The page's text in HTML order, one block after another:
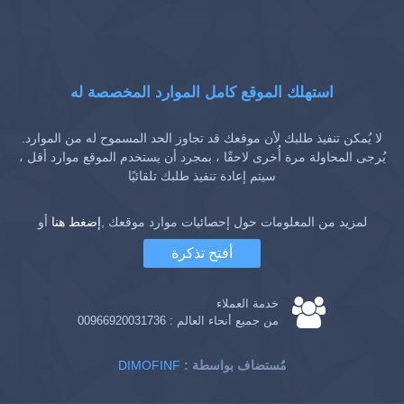
استهلك الموقع كامل الموارد المخصصة له
لا يُمكن تنفيذ طلبك لأن موقعك قد تجاوز الحد المسموح له من الموارد.
يُرجى المحاولة مرة أُخرى لاحقًا ، بمجرد أن يستخدم الموقع موارد أقل ،
سيتم إعادة تنفيذ طلبك تلقائيًا
لمزيد من المعلومات حول إحصائيات موارد موقعك ,إضغط هنا أو
أفتح تذكرة
خدمة العملاء
من جميع أنحاء العالم : 00966920031736
DIMOFINF : مُستضاف بواسطة